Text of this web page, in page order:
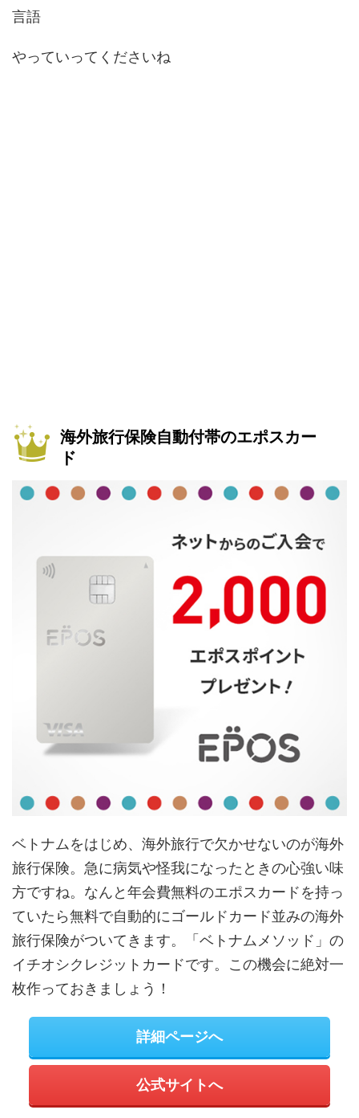
言語
やっていってくださいね
海外旅行保険自動付帯のエポスカー
ド
ベトナムをはじめ、海外旅行で欠かせないのが海外
旅行保険。急に病気や怪我になったときの心強い味
方ですね。なんと年会費無料のエポスカードを持っ
ていたら無料で自動的にゴールドカード並みの海外
旅行保険がついてきます。「ベトナムメソッド」の
イチオシクレジットカードです。この機会に絶対一
枚作っておきましょう！
詳細ページへ
公式サイトへ